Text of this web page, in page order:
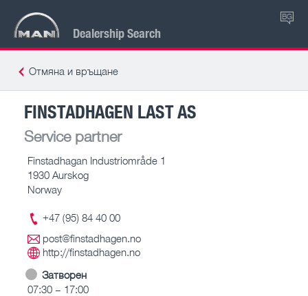
Dealership Search
BG
Отмяна и връщане
FINSTADHAGEN LAST AS
Service partner
Finstadhagan Industriområde 1
1930 Aurskog
Norway
+47 (95) 84 40 00
post@finstadhagen.no
http://finstadhagen.no
Затворен
07:30 – 17:00